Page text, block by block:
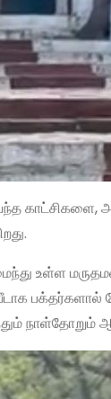
உள்ள மருதமலை
பக்தர்களால்